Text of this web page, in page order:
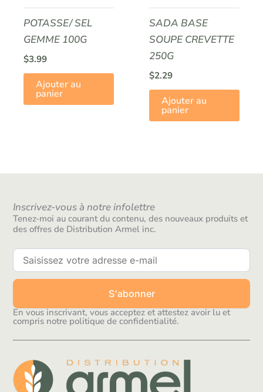
POTASSE/ SEL
GEMME 100G
$3.99
Ajouter au
panier
SADA BASE
SOUPE CREVETTE
250G
$2.29
Ajouter au
panier
Inscrivez-vous à notre infolettre
Tenez-moi au courant du contenu, des nouveaux produits et
des offres de Distribution Armel inc.
S'abonner
En vous inscrivant, vous acceptez et attestez avoir lu et
compris notre politique de confidentialité.